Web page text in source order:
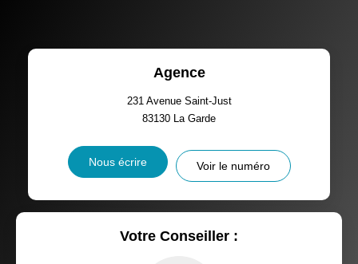
Agence
231 Avenue Saint-Just
83130 La Garde
Nous écrire Voir le numéro
Votre Conseiller :